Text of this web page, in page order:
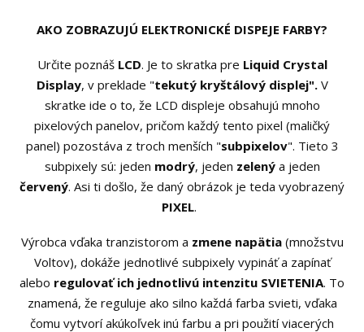
AKO ZOBRAZUJÚ ELEKTRONICKÉ DISPEJE FARBY?
Určite poznáš LCD. Je to skratka pre Liquid Crystal
Display, v preklade "tekutý kryštálový displej". V
skratke ide o to, že LCD displeje obsahujú mnoho
pixelových panelov, pričom každý tento pixel (maličký
panel) pozostáva z troch menších "subpixelov". Tieto 3
subpixely sú: jeden modrý, jeden zelenýa jeden
červený. Asi ti došlo, že daný obrázok je teda vyobrazený
PIXEL.
Výrobca vďaka tranzistorom a zmene napätia(množstvu
Voltov), dokáže jednotlivé subpixely vypináť a zapínať
alebo regulovať ich jednotlivú intenzitu SVIETENIA. To
znamená, že reguluje ako silno každá farba svieti, vďaka
čomu vytvorí akúkoľvek inú farbu a pri použití viacerých